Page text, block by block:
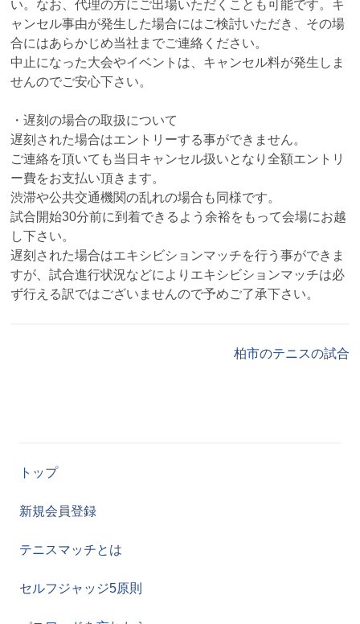
い。なお、代理の方にご出場いただくことも可能です。キ
ャンセル事由が発生した場合にはご検討いただき、その場
合にはあらかじめ当社までご連絡ください。
中止になった大会やイベントは、キャンセル料が発生しま
せんのでご安心下さい。
・遅刻の場合の取扱について
遅刻された場合はエントリーする事ができません。
ご連絡を頂いても当日キャンセル扱いとなり全額エントリ
ー費をお支払い頂きます。
渋滞や公共交通機関の乱れの場合も同様です。
試合開始30分前に到着できるよう余裕をもって会場にお越
し下さい。
遅刻された場合はエキシビションマッチを行う事ができま
すが、試合進行状況などによりエキシビションマッチは必
ず行える訳ではございませんので予めご了承下さい。
柏市のテニスの試合
トップ
新規会員登録
テニスマッチとは
セルフジャッジ5原則